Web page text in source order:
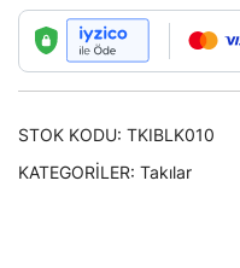
STOK KODU: TKIBLK010
KATEGORILER: Takılar